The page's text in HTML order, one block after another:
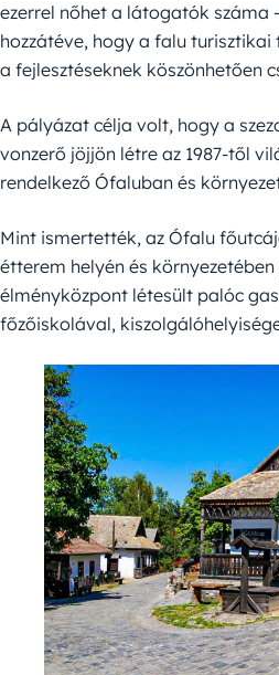
ezerrel nőhet a látogatók száma
hozzátéve, hogy a falu
a fejlesztéseknek köszönhetően
A pályázat célja volt, hogy a
vonzerő jöjjön létre az 1987-től
rendelkező Ófaluban és
Mint ismertették, az Ófalu
étterem helyén és
élményközpont létesült palóc
főzőiskolával,